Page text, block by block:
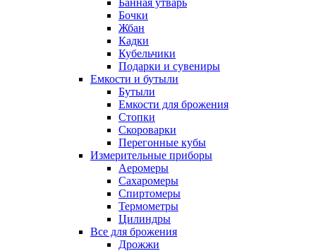
Банная утварь
Бочки
Жбан
Кадки
Кубельчики
Подарки и сувениры
Емкости и бутыли
Бутыли
Емкости для брожения
Стопки
Скороварки
Перегонные кубы
Измерительные приборы
Аеромеры
Сахаромеры
Спиртомеры
Термометры
Цилиндры
Все для брожения
Дрожжи